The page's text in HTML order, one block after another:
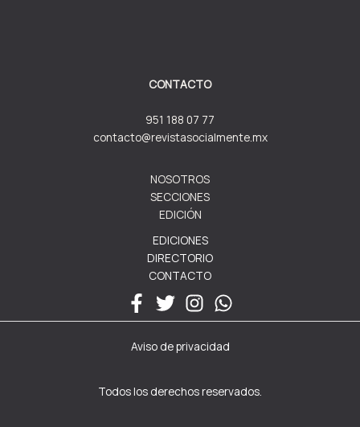
CONTACTO
951 188 07 77
contacto@revistasocialmente.mx
NOSOTROS
SECCIONES
EDICIÓN
EDICIONES
DIRECTORIO
CONTACTO
Aviso de privacidad
Todos los derechos reservados.